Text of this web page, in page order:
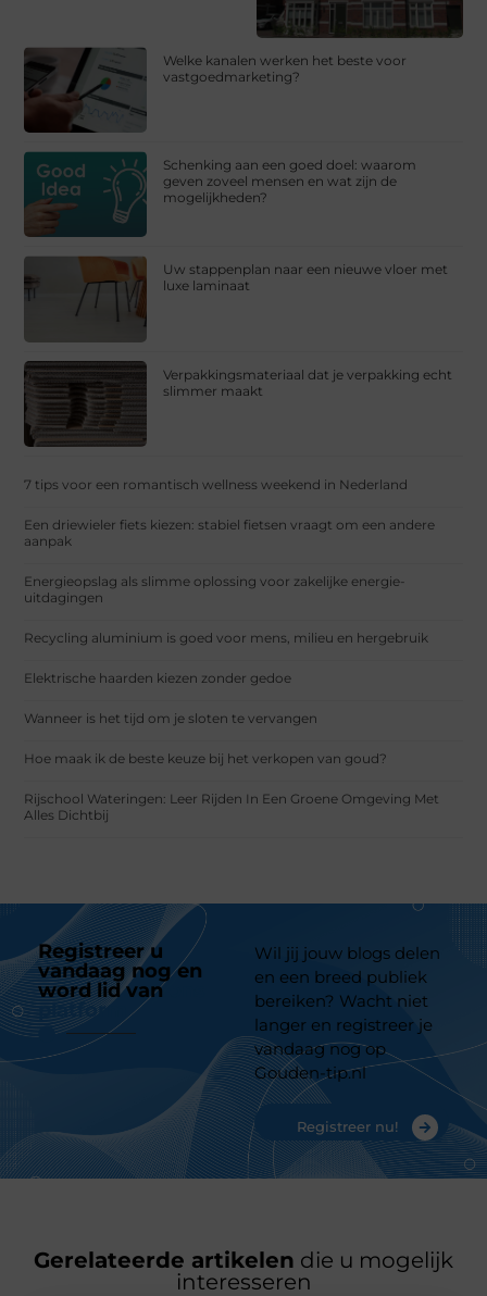
Welke kanalen werken het beste voor
vastgoedmarketing?
Schenking aan een goed doel: waarom
geven zoveel mensen en wat zijn de
mogelijkheden?
Uw stappenplan naar een nieuwe vloer met
luxe laminaat
Verpakkingsmateriaal dat je verpakking echt
slimmer maakt
7 tips voor een romantisch wellness weekend in Nederland
Een driewieler fiets kiezen: stabiel fietsen vraagt om een andere
aanpak
Energieopslag als slimme oplossing voor zakelijke energie-
uitdagingen
Recycling aluminium is goed voor mens, milieu en hergebruik
Elektrische haarden kiezen zonder gedoe
Wanneer is het tijd om je sloten te vervangen
Hoe maak ik de beste keuze bij het verkopen van goud?
Rijschool Wateringen: Leer Rijden In Een Groene Omgeving Met
Alles Dichtbij
Registreer u
vandaag nog en
word lid van
platform
Wil jij jouw blogs delen
en een breed publiek
bereiken? Wacht niet
langer en registreer je
vandaag nog op
Gouden-tip.nl
Registreer nu!
Gerelateerde artikelen die u mogelijk
interesseren